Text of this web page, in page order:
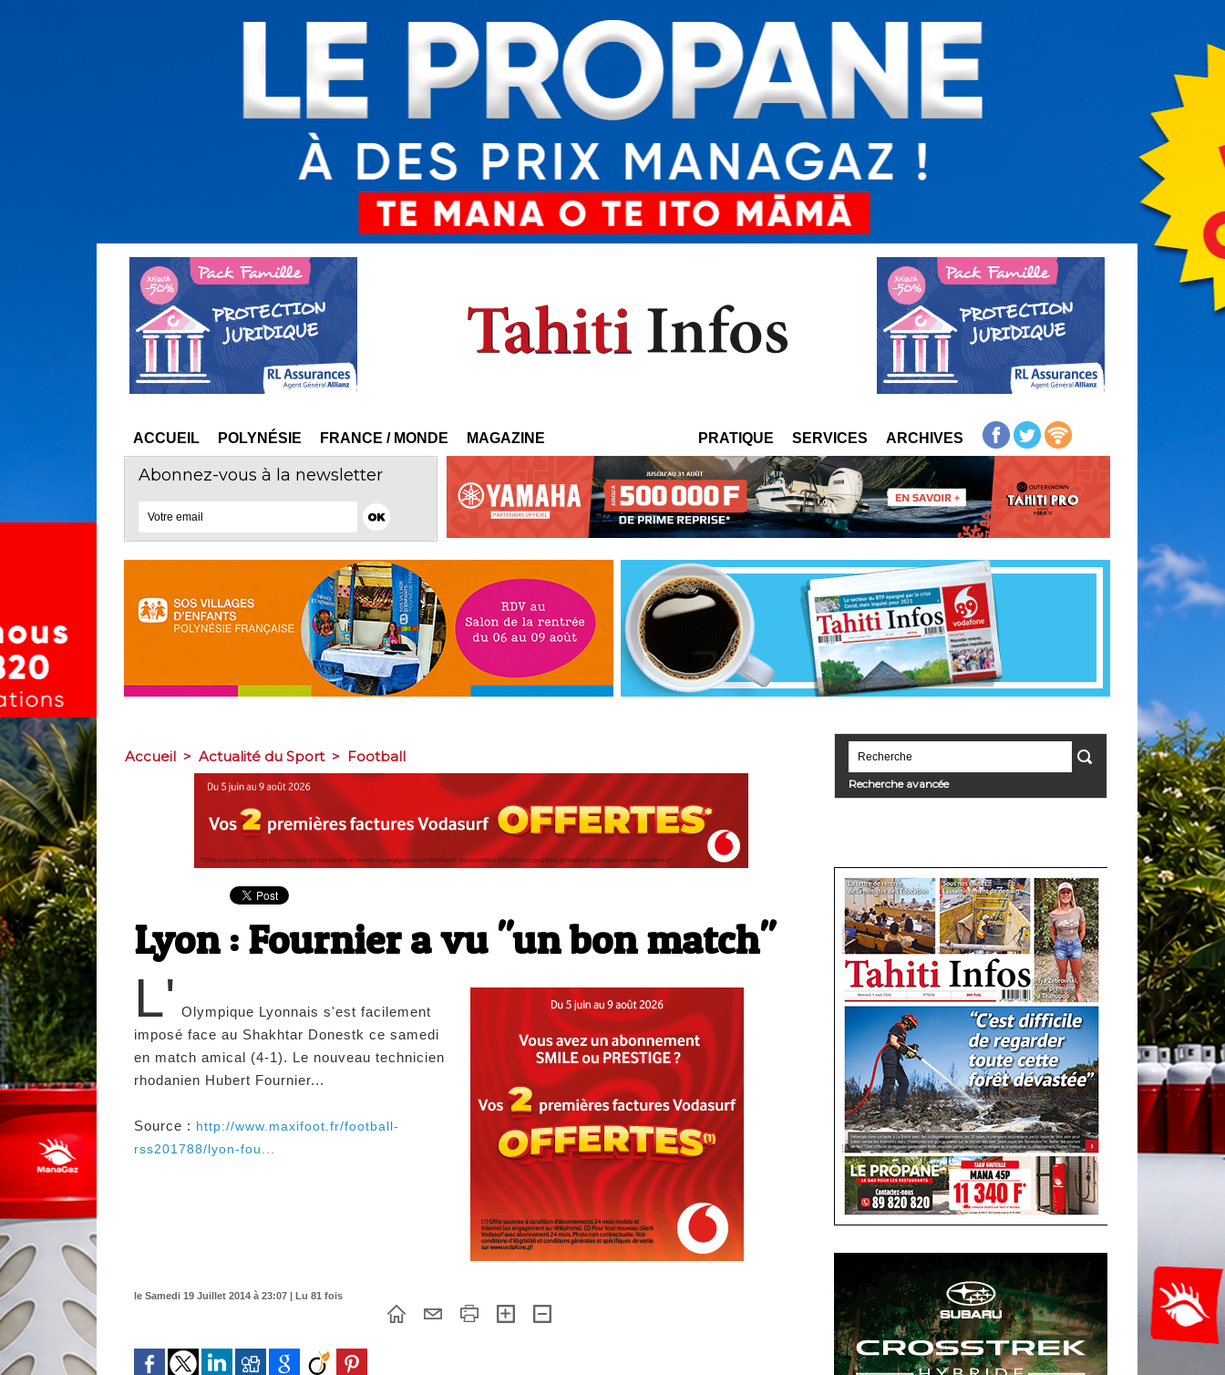
ACCUEIL POLYNÉSIE FRANCE / MONDE MAGAZINE PRATIQUE SERVICES ARCHIVES
Abonnez-vous à la newsletter
Accueil > Actualité du Sport > Football
Lyon : Fournier a vu "un bon match"
L' Olympique Lyonnais s'est facilement
imposé face au Shakhtar Donestk ce samedi
en match amical (4-1). Le nouveau technicien
rhodanien Hubert Fournier...
Source : http://www.maxifoot.fr/football-
rss201788/lyon-fou...
le Samedi 19 Juillet 2014 à 23:07 | Lu 81 fois
Recherche avancée